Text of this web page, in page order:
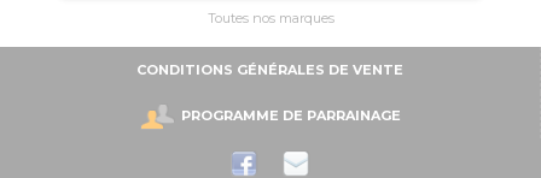
Toutes nos marques
CONDITIONS GÉNÉRALES DE VENTE
PROGRAMME DE PARRAINAGE